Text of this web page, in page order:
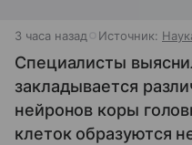
3 часа назад Источник:
Специалисты
закладывается
нейронов коры
клеток образуются